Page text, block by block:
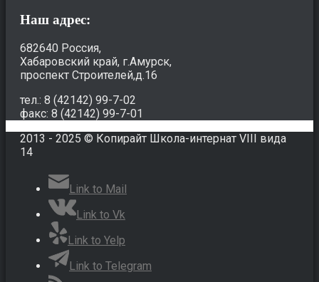
Наш адрес:
682640 Россия,
Хабаровский край, г.Амурск,
проспект Строителей,д.16
тел.: 8 (42142) 99-7-02
факс: 8 (42142) 99-7-01
2013 - 2025 © Копирайт Школа-интернат VIII вида
14
Link to Mail
Link to Vk
Link to Yelp
Link to Telegram